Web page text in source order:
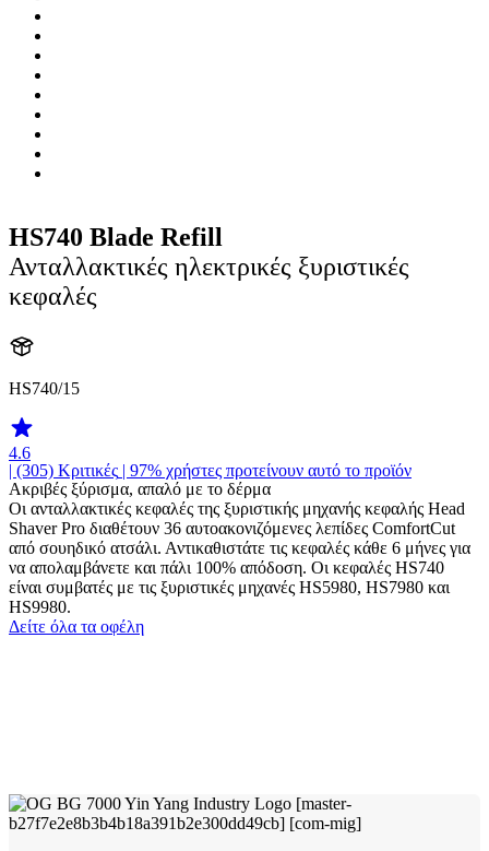
HS740 Blade Refill
Ανταλλακτικές ηλεκτρικές ξυριστικές
κεφαλές
HS740/15
4.6
| (305) Κριτικές | 97% χρήστες προτείνουν αυτό το προϊόν
Ακριβές ξύρισμα, απαλό με το δέρμα
Οι ανταλλακτικές κεφαλές της ξυριστικής μηχανής κεφαλής Head
Shaver Pro διαθέτουν 36 αυτοακονιζόμενες λεπίδες ComfortCut
από σουηδικό ατσάλι. Αντικαθιστάτε τις κεφαλές κάθε 6 μήνες για
να απολαμβάνετε και πάλι 100% απόδοση. Οι κεφαλές HS740
είναι συμβατές με τις ξυριστικές μηχανές HS5980, HS7980 και
HS9980.
Δείτε όλα τα οφέλη